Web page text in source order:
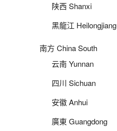
陕西 Shanxi
黑龍江 Heilongjiang
南方 China South
云南 Yunnan
四川 Sichuan
安徽 Anhui
廣東 Guangdong